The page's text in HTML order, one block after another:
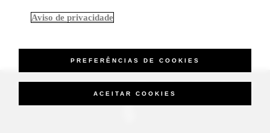
_Four Seasons Hotels Limited 1997-2026. All Rights Reserved.
Aviso de privacidade
PREFERÊNCIAS DE COOKIES
ACEITAR COOKIES